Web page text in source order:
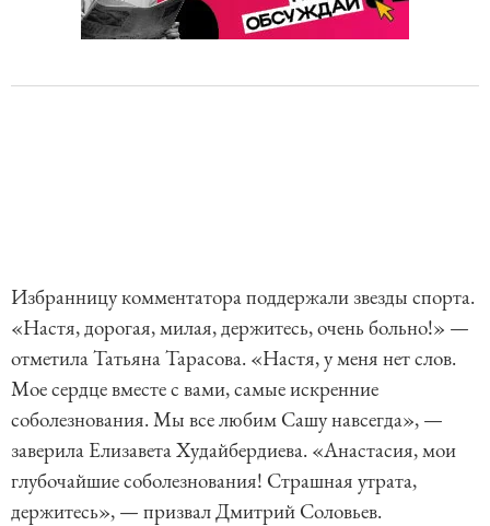
Избранницу комментатора поддержали звезды спорта.
«Настя, дорогая, милая, держитесь, очень больно!» —
отметила Татьяна Тарасова. «Настя, у меня нет слов.
Мое сердце вместе с вами, самые искренние
соболезнования. Мы все любим Сашу навсегда», —
заверила Елизавета Худайбердиева. «Анастасия, мои
глубочайшие соболезнования! Страшная утрата,
держитесь», — призвал Дмитрий Соловьев.